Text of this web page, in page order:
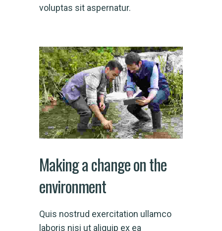
voluptas sit aspernatur.
Making a change on the
environment
Quis nostrud exercitation ullamco
laboris nisi ut aliquip ex ea